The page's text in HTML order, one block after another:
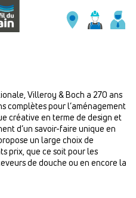
Villeroy & Boch a 270 ans
complètes pour l’aménagement
créative en terme de design et
d’un savoir-faire unique en
un large choix de
prix, que ce soit pour les
de douche ou en encore la